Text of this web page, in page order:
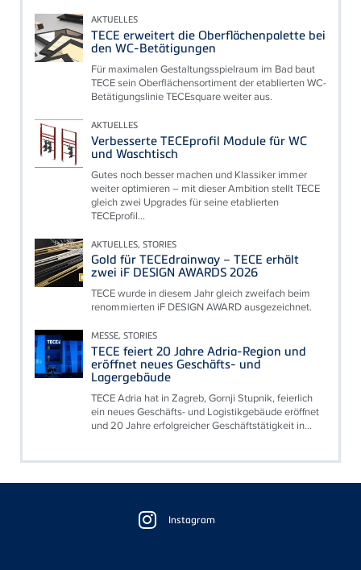
AKTUELLES
TECE erweitert die Oberflächenpalette bei
den WC-Betätigungen
Für maximalen Gestaltungsspielraum im Bad baut
TECE sein Oberflächensortiment der etablierten WC-
Betätigungslinie TECEsquare weiter aus.
AKTUELLES
Verbesserte TECEprofil Module für WC
und Waschtisch
Gutes noch besser machen und Klassiker immer
weiter optimieren – mit dieser Ambition stellt TECE
gleich zwei Upgrades für seine etablierten
TECEprofil...
AKTUELLES, STORIES
Gold für TECEdrainway – TECE erhält
zwei iF DESIGN AWARDS 2026
TECE wurde in diesem Jahr gleich zweifach beim
renommierten iF DESIGN AWARD ausgezeichnet.
MESSE, STORIES
TECE feiert 20 Jahre Adria-Region und
eröffnet neues Geschäfts- und
Lagergebäude
TECE Adria hat in Zagreb, Gornji Stupnik, feierlich
ein neues Geschäfts- und Logistikgebäude eröffnet
und 20 Jahre erfolgreicher Geschäftstätigkeit in...
Instagram